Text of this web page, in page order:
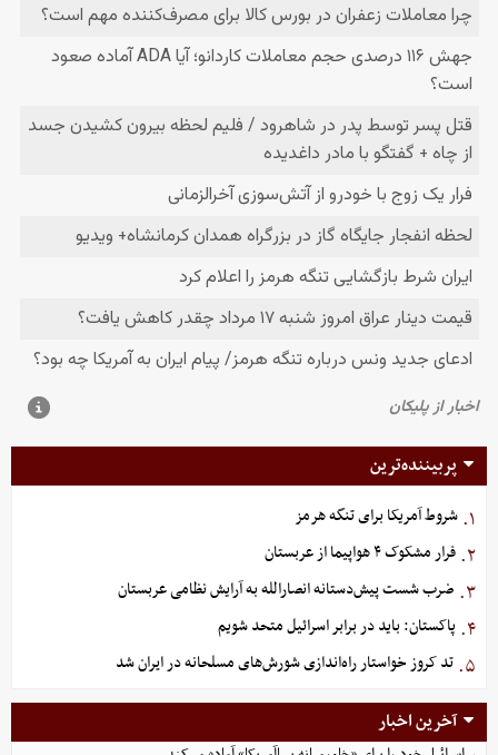
پربیننده‌ترین
۱. شروط آمریکا برای تنگه هرمز
۲. فرار مشکوک ۴ هواپیما از عربستان
۳. ضرب شست پیش‌دستانه انصارالله به آرایش نظامی عربستان
۴. پاکستان: باید در برابر اسرائیل متحد شویم
۵. تد کروز خواستار راه‌اندازی شورش‌های مسلحانه در ایران شد
آخرین اخبار